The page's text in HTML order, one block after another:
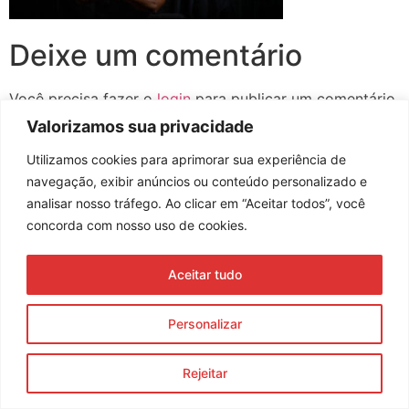
Valorizamos sua privacidade
Utilizamos cookies para aprimorar sua experiência de
navegação, exibir anúncios ou conteúdo personalizado e
analisar nosso tráfego. Ao clicar em “Aceitar todos”, você
concorda com nosso uso de cookies.
Personalizar
Rejeitar
Aceitar tudo
Deixe um comentário
Você precisa fazer o login para publicar um comentário.
Assine nossa newsletter
© 2023 Morente Forte. Todos os direitos reservados
Política de Privacidade e Termos de Uso